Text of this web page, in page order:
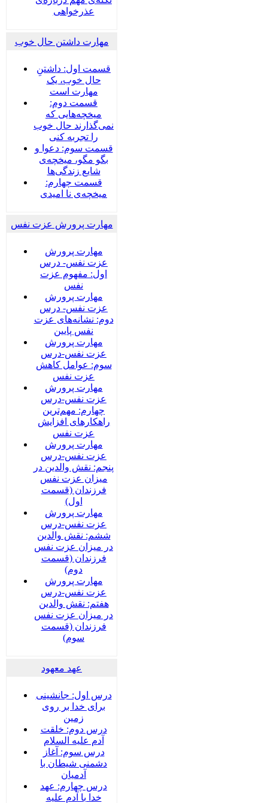
عذرخواهی
مهارت داشتن حال خوب
قسمت اول: داشتنِ
حال خوب، یک
مهارت است
قسمت دوم:
میخچه‌هایی که
نمی‌گذارند حال خوب
را تجربه کنی
قسمت سوم: دعوا و
بگو مگو، میخچه‌ی
شایع زندگی‌ها
قسمت چهارم:
میخچه‌ی نا امیدی
مهارت پرورش عزت نفس
مهارت پرورش
عزت نفس- درس
اول: مفهوم عزت
نفس
مهارت پرورش
عزت نفس- درس
دوم: نشانه‌های عزت
نفس پایین
مهارت پرورش
عزت نفس-درس
سوم: عوامل کاهش
عزت نفس
مهارت پرورش
عزت نفس-درس
چهارم: مهم‌ترین
راهکارهای افزایش
عزت نفس
مهارت پرورش
عزت نفس-درس
پنجم: نقش والدین در
میزان عزت نفس
فرزندان (قسمت
اول)
مهارت پرورش
عزت نفس-درس
ششم: نقش والدین
در میزان عزت نفس
فرزندان (قسمت
دوم)
مهارت پرورش
عزت نفس-درس
هفتم: نقش والدین
در میزان عزت نفس
فرزندان (قسمت
سوم)
عهد معهود
درس اول: جانشینی
برای خدا بر روی
زمین
درس دوم: خلقت
آدم علیه السلام
درس سوم: آغاز
دشمنی شیطان با
آدمیان
درس چهارم: عهد
خدا با آدم علیه